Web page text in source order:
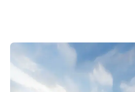
Manuellt Få hjälp